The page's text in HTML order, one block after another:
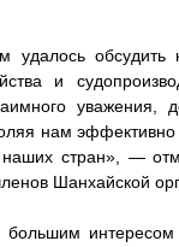
обсудить
и
уважения,
нам
наших стран», —
Шанхайской